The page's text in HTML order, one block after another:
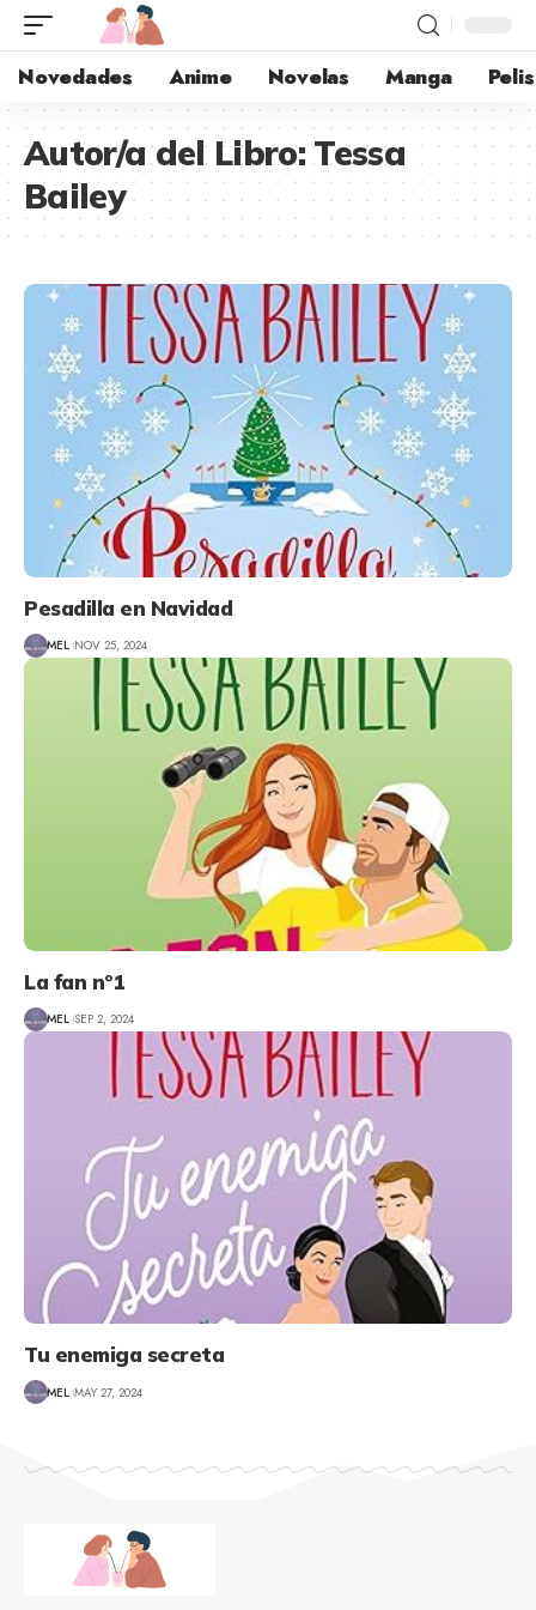
Novedades Anime Novelas Manga Pelis
Autor/a del Libro:Tessa
Bailey
Pesadilla en Navidad
MEL NOV 25, 2024
La fan nº1
MEL SEP 2, 2024
Tu enemiga secreta
MEL MAY 27, 2024